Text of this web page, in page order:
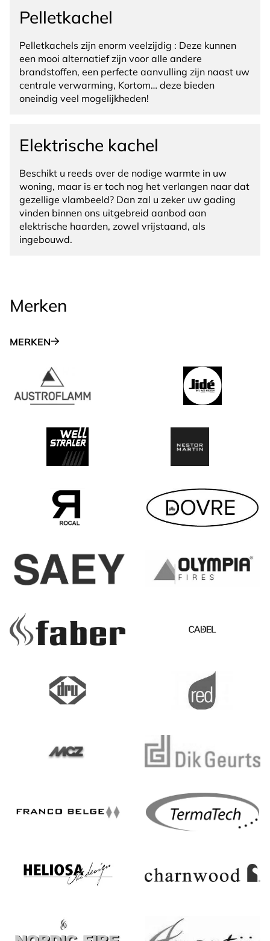
Pelletkachel
Pelletkachels zijn enorm veelzijdig : Deze kunnen
een mooi alternatief zijn voor alle andere
brandstoffen, een perfecte aanvulling zijn naast uw
centrale verwarming, Kortom… deze bieden
oneindig veel mogelijkheden!
Elektrische kachel
Beschikt u reeds over de nodige warmte in uw
woning, maar is er toch nog het verlangen naar dat
gezellige vlambeeld? Dan zal u zeker uw gading
vinden binnen ons uitgebreid aanbod aan
elektrische haarden, zowel vrijstaand, als
ingebouwd.
Merken
MERKEN